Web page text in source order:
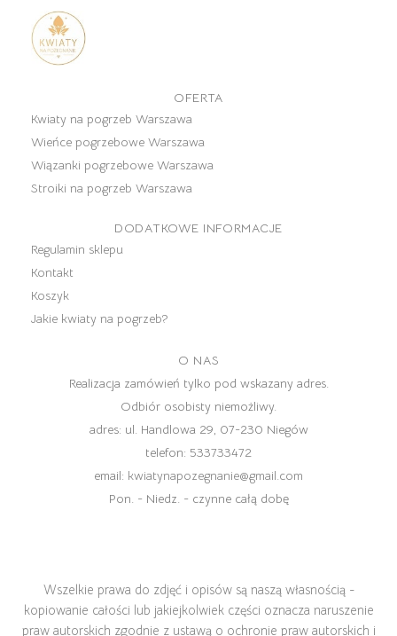
OFERTA
Kwiaty na pogrzeb Warszawa
Wieńce pogrzebowe Warszawa
Wiązanki pogrzebowe Warszawa
Stroiki na pogrzeb Warszawa
DODATKOWE INFORMACJE
Regulamin sklepu
Kontakt
Koszyk
Jakie kwiaty na pogrzeb?
O NAS
Realizacja zamówień tylko pod wskazany adres.
Odbiór osobisty niemożliwy.
adres: ul. Handlowa 29, 07-230 Niegów
telefon: 533733472
email: kwiatynapozegnanie@gmail.com
Pon. - Niedz. - czynne całą dobę
Wszelkie prawa do zdjęć i opisów są naszą własnością -
kopiowanie całości lub jakiejkolwiek części oznacza naruszenie
praw autorskich zgodnie z ustawą o ochronie praw autorskich i